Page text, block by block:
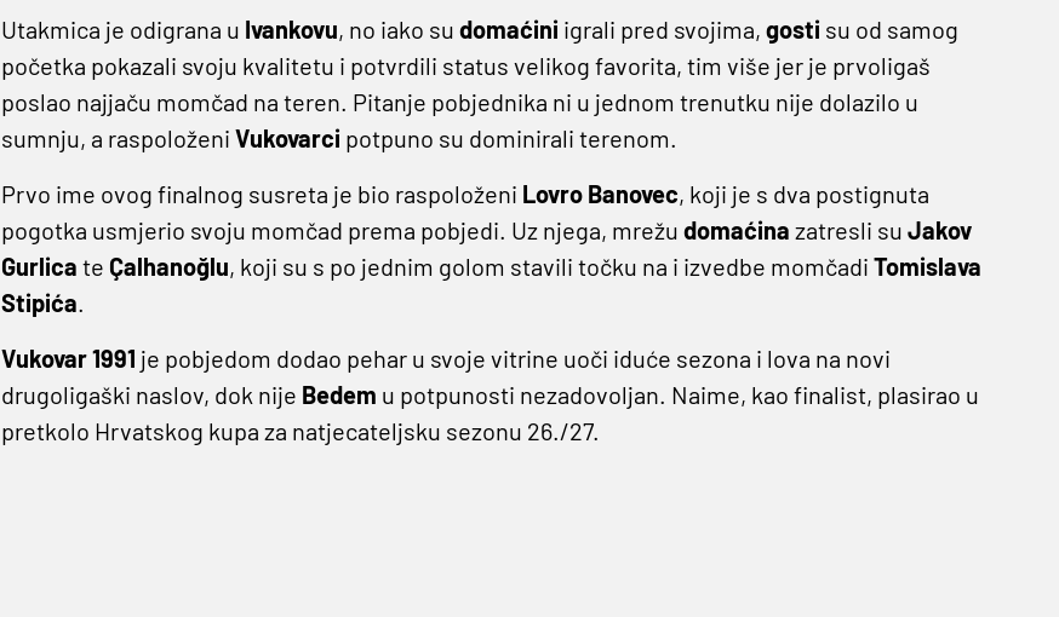
Utakmica je odigrana u Ivankovu, no iako su domaćini igrali pred svojima, gosti su od samog
početka pokazali svoju kvalitetu i potvrdili status velikog favorita, tim više jer je prvoligaš
poslao najjaču momčad na teren. Pitanje pobjednika ni u jednom trenutku nije dolazilo u
sumnju, a raspoloženi Vukovarci potpuno su dominirali terenom.
Prvo ime ovog finalnog susreta je bio raspoloženi Lovro Banovec, koji je s dva postignuta
pogotka usmjerio svoju momčad prema pobjedi. Uz njega, mrežu domaćina zatresli su Jakov
Gurlica te Çalhanoğlu, koji su s po jednim golom stavili točku na i izvedbe momčadi Tomislava
Stipića.
Vukovar 1991 je pobjedom dodao pehar u svoje vitrine uoči iduće sezona i lova na novi
drugoligaški naslov, dok nije Bedem u potpunosti nezadovoljan. Naime, kao finalist, plasirao u
pretkolo Hrvatskog kupa za natjecateljsku sezonu 26./27.